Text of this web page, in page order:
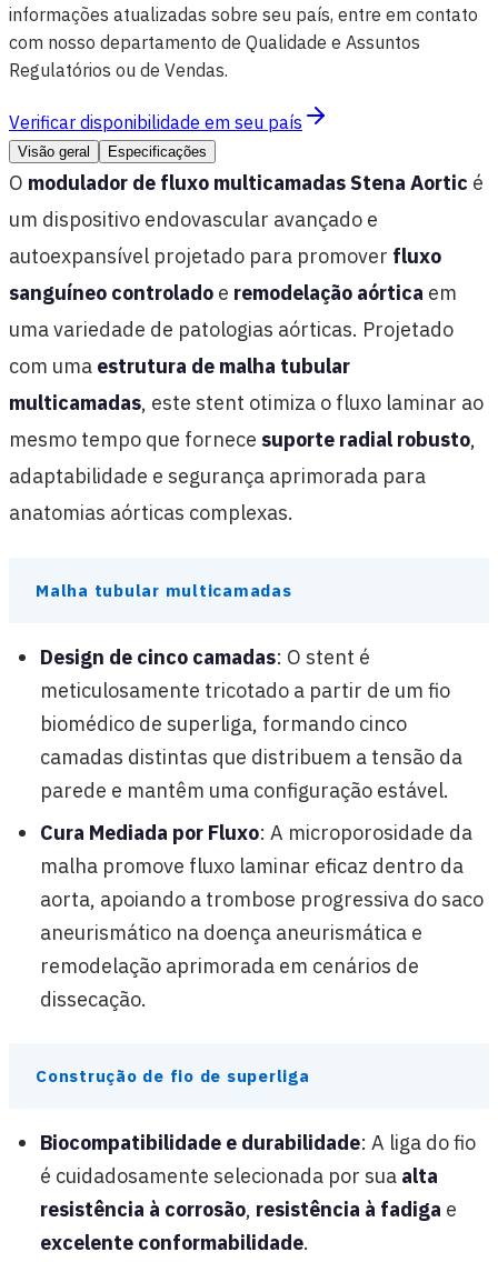
informações atualizadas sobre seu país, entre em contato
com nosso departamento de Qualidade e Assuntos
Regulatórios ou de Vendas.
Verificar disponibilidade em seu país
Visão geral Especificações
O modulador de fluxo multicamadas Stena Aortic é
um dispositivo endovascular avançado e
autoexpansível projetado para promover fluxo
sanguíneo controlado e remodelação aórtica em
uma variedade de patologias aórticas. Projetado
com uma estrutura de malha tubular
multicamadas, este stent otimiza o fluxo laminar ao
mesmo tempo que fornece suporte radial robusto,
adaptabilidade e segurança aprimorada para
anatomias aórticas complexas.
Malha tubular multicamadas
Design de cinco camadas: O stent é
meticulosamente tricotado a partir de um fio
biomédico de superliga, formando cinco
camadas distintas que distribuem a tensão da
parede e mantêm uma configuração estável.
Cura Mediada por Fluxo: A microporosidade da
malha promove fluxo laminar eficaz dentro da
aorta, apoiando a trombose progressiva do saco
aneurismático na doença aneurismática e
remodelação aprimorada em cenários de
dissecação.
Construção de fio de superliga
Biocompatibilidade e durabilidade: A liga do fio
é cuidadosamente selecionada por sua alta
resistência à corrosão, resistência à fadiga e
excelente conformabilidade.